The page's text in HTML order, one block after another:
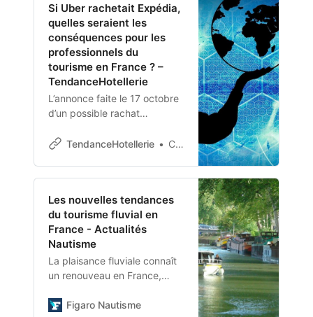
Si Uber rachetait Expédia,
quelles seraient les
conséquences pour les
professionnels du
tourisme en France ? –
TendanceHotellerie
L’annonce faite le 17 octobre
d’un possible rachat
des conséquences majeures
ce marché et l’importance…
TendanceHotellerie CHR365
Les nouvelles tendances
du tourisme fluvial en
France - Actualités
Nautisme
La plaisance fluviale connaît
un renouveau en France,
quête d’authenticité, de
Figaro Nautisme